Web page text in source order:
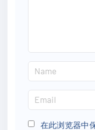
a
e
*
m
a
在此浏览器中